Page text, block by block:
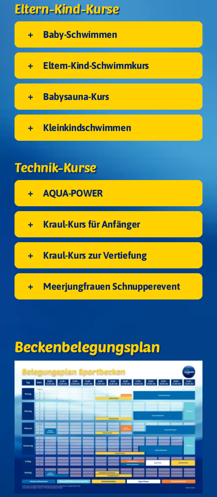
Eltern-Kind-Kurse
Ebene 3 Platzhalter
Baby-Schwimmen
Eltern-Kind-Schwimmkurs
Babysauna-Kurs
Kleinkindschwimmen
Technik-Kurse
Ebene 3 Platzhalter
AQUA-POWER
Kraul-Kurs für Anfänger
Kraul-Kurs zur Vertiefung
Meerjungfrauen Schnupperevent
Beckenbelegungsplan